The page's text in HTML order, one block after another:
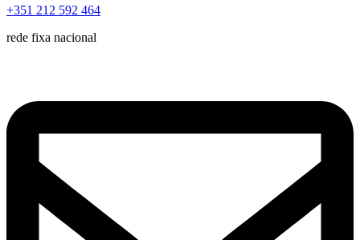
+351 212 592 464
rede fixa nacional